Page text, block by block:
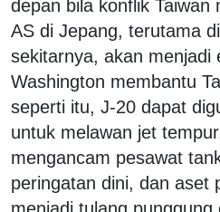
depan bila konflik Taiwan
AS di Jepang, terutama
sekitarnya, akan menjadi
Washington membantu
seperti itu, J-20 dapat
untuk melawan jet
mengancam pesawat
peringatan dini, dan aset